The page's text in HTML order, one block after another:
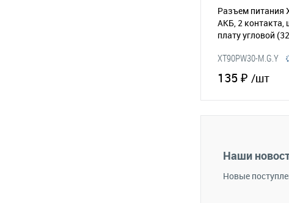
Разъем питания
АКБ, 2 контакта,
плату угловой
XT90PW30-M.G.Y
135 ₽ /шт
В
В избранное
Наши
Новые